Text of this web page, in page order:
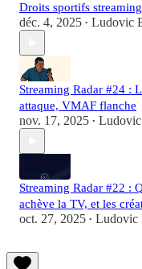
Droits sportifs
déc. 4, 2025 • Ludovic
Streaming Radar #24 :
attaque, VMAF flanche
nov. 17, 2025 •
Streaming Radar #22 :
achève la TV, et les
oct. 27, 2025 • Ludovic